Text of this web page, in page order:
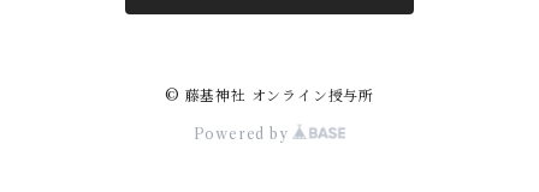
© 藤基神社 オンライン授与所
Powered by